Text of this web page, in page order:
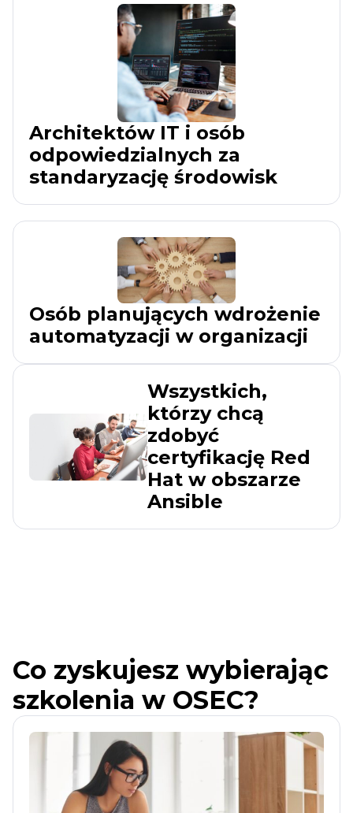
Architektów IT i osób
odpowiedzialnych za
standaryzację środowisk
Osób planujących wdrożenie
automatyzacji w organizacji
Wszystkich,
którzy chcą
zdobyć
certyfikację Red
Hat w obszarze
Ansible
Co zyskujesz wybierając
szkolenia w OSEC?